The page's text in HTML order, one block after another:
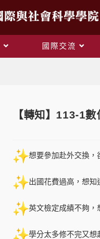
國際交流
【轉知】113-1
想要參加赴外交換，
出國花費過高，想知
英文檢定成績不夠，
學分太多修不完又想